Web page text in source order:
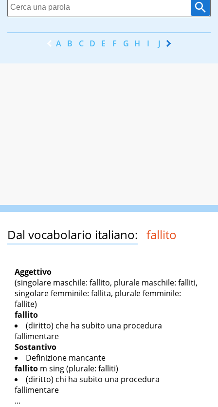
A B C D E F G H I J K
Dal vocabolario italiano: fallito
Aggettivo
(singolare maschile: fallito, plurale maschile: falliti,
singolare femminile: fallita, plurale femminile:
fallite)
fallito
(diritto) che ha subito una procedura
fallimentare
Sostantivo
Definizione mancante
fallito m sing(plurale: falliti)
(diritto) chi ha subito una procedura
fallimentare
...